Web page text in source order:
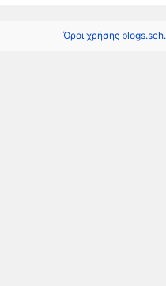
Όροι χρήσης